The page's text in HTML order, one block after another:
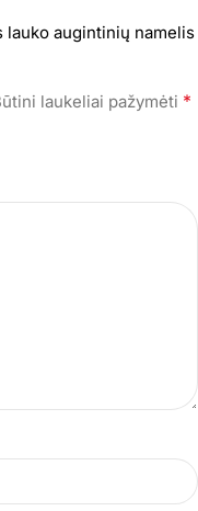
lauko augintinių namelis
laukeliai pažymėti *